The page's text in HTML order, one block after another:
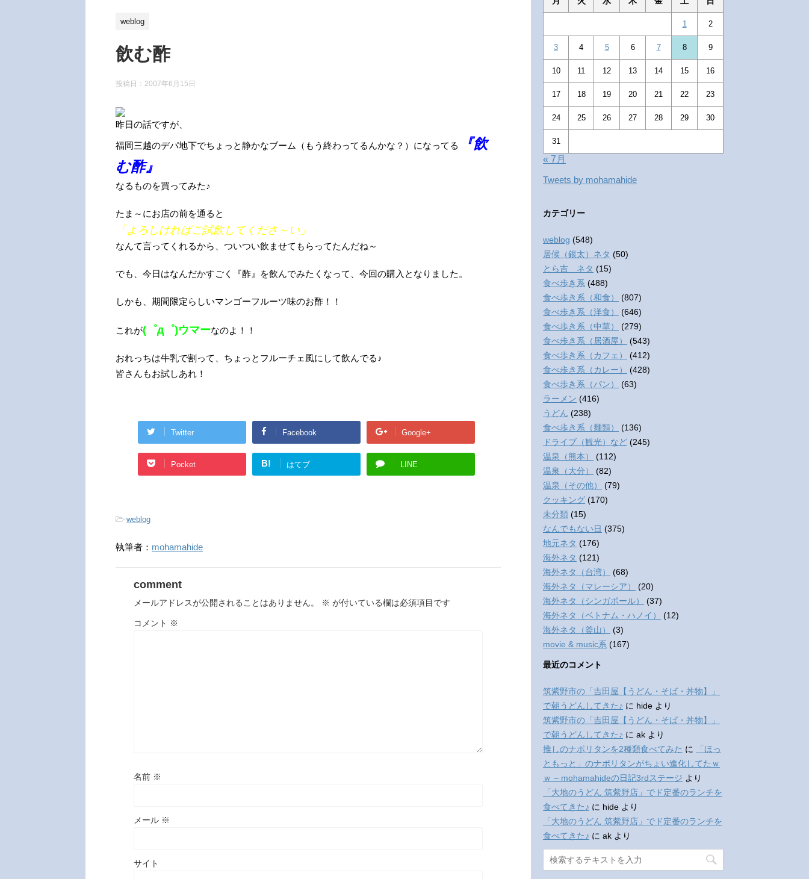
weblog
飲む酢
投稿日： 2007年6月15日
昨日の話ですが、
福岡三越のデパ地下でちょっと静かなブーム（もう終わってるんかな？）になってる
『飲
む酢』
なるものを買ってみた♪
たま～にお店の前を通ると
「よろしければご試飲してくださ～い」
なんて言ってくれるから、ついつい飲ませてもらってたんだね～
でも、今日はなんだかすごく『酢』を飲んでみたくなって、今回の購入となりました。
しかも、期間限定らしいマンゴーフルーツ味のお酢！！
これが(゜д゜)ウマーなのよ！！
おれっちは牛乳で割って、ちょっとフルーチェ風にして飲んでる♪
皆さんもお試しあれ！
Twitter Facebook Google+
Pocket B! はてブ LINE
-weblog
執筆者： mohamahide
comment
メールアドレスが公開されることはありません。 ※ が付いている欄は必須項目です
コメント ※
名前 ※
メール ※
サイト
1 2
3 4 5 6 7 8 9
10 11 12 13 14 15 16
17 18 19 20 21 22 23
24 25 26 27 28 29 30
31
« 7月
Tweets by mohamahide
カテゴリー
weblog (548)
居候（銀太）ネタ (50)
とら吉 ネタ (15)
食べ歩き系 (488)
食べ歩き系（和食）
(807)
食べ歩き系（洋食）
(646)
食べ歩き系（中華）
(279)
食べ歩き系（居酒屋）
(543)
食べ歩き系（カフェ）
(412)
食べ歩き系（カレー）
(428)
食べ歩き系（パン）
(63)
ラーメン (416)
うどん (238)
食べ歩き系（麺類）
(136)
ドライブ（観光）など (245)
温泉（熊本）
(112)
温泉（大分）
(82)
温泉（その他）
(79)
クッキング (170)
未分類 (15)
なんでもない日 (375)
地元ネタ (176)
海外ネタ (121)
海外ネタ（台湾）
(68)
海外ネタ（マレーシア）
(20)
海外ネタ（シンガポール）
(37)
海外ネタ（ベトナム・ハノイ）
(12)
海外ネタ（釜山）
(3)
movie & music系 (167)
最近のコメント
筑紫野市の「吉田屋【うどん・そば・丼物】」
で朝うどんしてきた♪ に hide より
筑紫野市の「吉田屋【うどん・そば・丼物】」
で朝うどんしてきた♪ に ak より
推しのナポリタンを2種類食べてみた に
「ほっ
ともっと」のナポリタンがちょい進化してたｗ
ｗ – mohamahideの日記3rdステージ より
「大地のうどん 筑紫野店」でド定番のランチを
食べてきた♪ に hide より
「大地のうどん 筑紫野店」でド定番のランチを
食べてきた♪ に ak より